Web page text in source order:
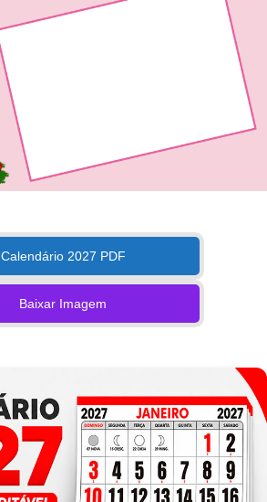
Calendário 2027 PDF
Baixar Imagem